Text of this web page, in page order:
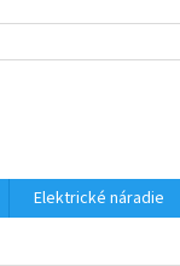
Elektrické náradie